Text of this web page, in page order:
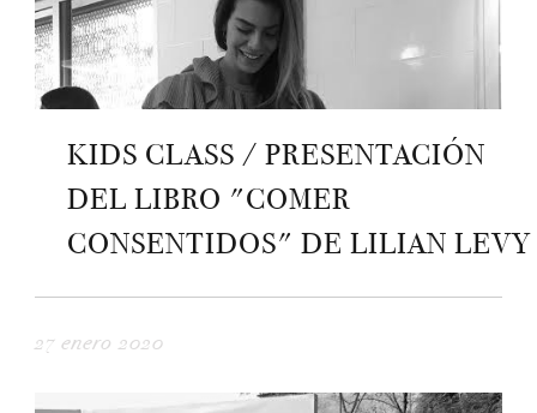
KIDS CLASS / PRESENTACIÓN
DEL LIBRO "COMER
CONSENTIDOS" DE LILIAN LEVY
27 enero 2020